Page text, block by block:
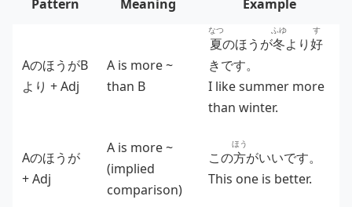
Pattern Meaning Example
AのほうがB
より + Adj
A is more ~
than B
夏
なつ
のほうが冬
ふゆ
より好
す
きです。
I like summer more
than winter.
Aのほうが
+ Adj
A is more ~
(implied
comparison)
この方
ほう
がいいです。
This one is better.